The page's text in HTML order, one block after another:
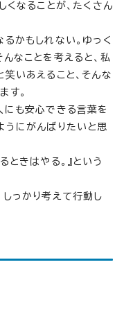
くなることが、たくさん
かもしれない。ゆっく
なことを考えると、私
いあえること、そんな
す。
も安心できる言葉を
うにがんばりたいと思
ときはやる。』という
っかり考えて行動し